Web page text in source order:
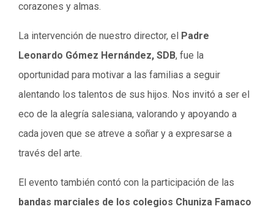
corazones y almas.
La intervención de nuestro director, el
Padre
Leonardo Gómez Hernández, SDB, fue la
oportunidad para motivar a las familias a seguir
alentando los talentos de sus hijos. Nos invitó a ser el
eco de la alegría salesiana, valorando y apoyando a
cada joven que se atreve a soñar y a expresarse a
través del arte.
El evento también contó con la participación de las
bandas marciales de los colegios Chuniza Famaco